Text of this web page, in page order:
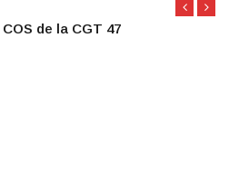
de la CGT 47